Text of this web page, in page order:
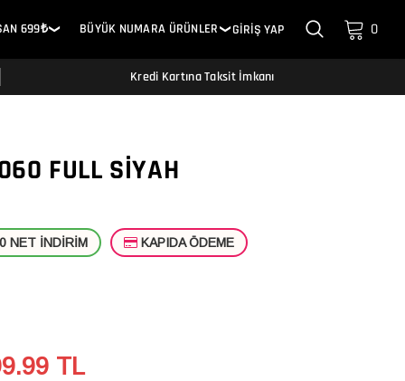
699₺❯ BÜYÜK NUMARA ÜRÜNLER ❯GİRİŞ YAP 0
Kredi Kartına Taksit İmkanı
FULL SIYAH
NET İNDİRİM KAPIDA ÖDEME
TL